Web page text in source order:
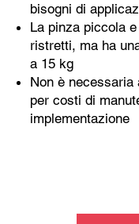
bisogni di
La pinza piccola
ristretti, ma ha
a 15 kg
Non è necessaria
per costi di
implementazione